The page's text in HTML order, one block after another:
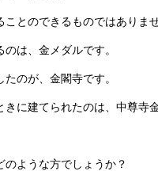
とのできるものではありませ
は、金メダルです。
のが、金閣寺です。
に建てられたのは、中尊寺金
ような方でしょうか？